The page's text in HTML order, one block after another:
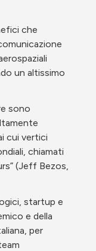
che
un altissimo
sono
cui vertici
chiamati
(Jeff Bezos,
startup e
e della
per